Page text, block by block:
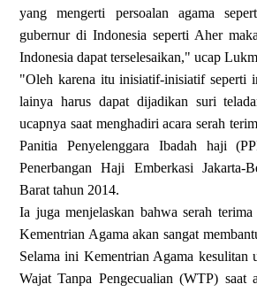
yang mengerti persoalan agama
gubernur di Indonesia seperti Aher
Indonesia dapat terselesaikan," ucap
"Oleh karena itu inisiatif-inisiatif seperti
lainya harus dapat dijadikan suri
ucapnya saat menghadiri acara serah
Panitia Penyelenggara Ibadah haji
Penerbangan Haji Emberkasi Jakarta-
Barat tahun 2014.
Ia juga menjelaskan bahwa serah
Kementrian Agama akan sangat
Selama ini Kementrian Agama kesulitan
Wajat Tanpa Pengecualian (WTP) saat